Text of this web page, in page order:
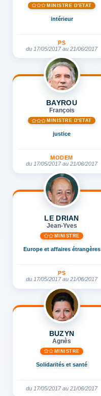
MINISTRE D'ETAT
intérieur
PS
du 17/05/2017 au 21/06/2017
BAYROU
François
MINISTRE D'ETAT
justice
MODEM
du 17/05/2017 au 21/06/2017
LE DRIAN
Jean-Yves
MINISTRE
Europe et affaires étrangères
PS
du 17/05/2017 au 21/06/2017
BUZYN
Agnès
MINISTRE
Solidarités et santé
du 17/05/2017 au 21/06/2017